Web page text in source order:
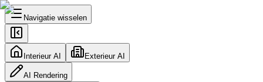
Navigatie wisselen
Interieur AI Exterieur AI
AI Rendering